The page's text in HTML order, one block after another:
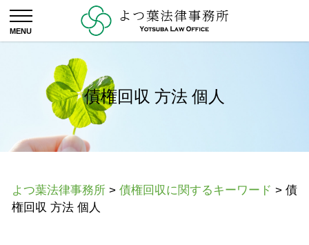
債権回収 方法 個人
よつ葉法律事務所 > 債権回収に関するキーワード > 債
権回収 方法 個人